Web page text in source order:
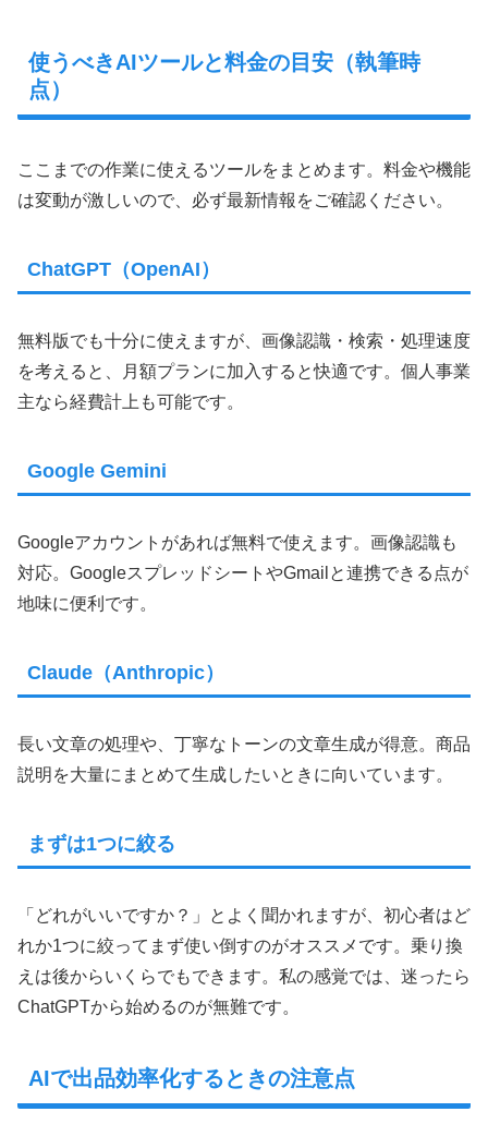
使うべきAIツールと料金の目安（執筆時
点）
ここまでの作業に使えるツールをまとめます。料金や機能
は変動が激しいので、必ず最新情報をご確認ください。
ChatGPT（OpenAI）
無料版でも十分に使えますが、画像認識・検索・処理速度
を考えると、月額プランに加入すると快適です。個人事業
主なら経費計上も可能です。
Google Gemini
Googleアカウントがあれば無料で使えます。画像認識も
対応。GoogleスプレッドシートやGmailと連携できる点が
地味に便利です。
Claude（Anthropic）
長い文章の処理や、丁寧なトーンの文章生成が得意。商品
説明を大量にまとめて生成したいときに向いています。
まずは1つに絞る
「どれがいいですか？」とよく聞かれますが、初心者はど
れか1つに絞ってまず使い倒すのがオススメです。乗り換
えは後からいくらでもできます。私の感覚では、迷ったら
ChatGPTから始めるのが無難です。
AIで出品効率化するときの注意点